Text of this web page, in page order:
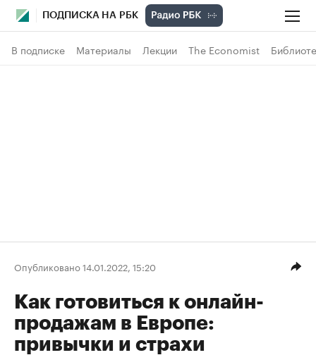
ПОДПИСКА НА РБК
В подписке Материалы Лекции The Economist
Опубликовано 14.01.2022, 15:20
Как готовиться к онлайн-
продажам в Европе:
привычки и страхи